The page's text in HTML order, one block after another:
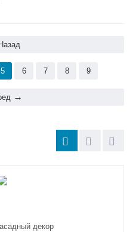
Назад
5 6 7 8 9
декор